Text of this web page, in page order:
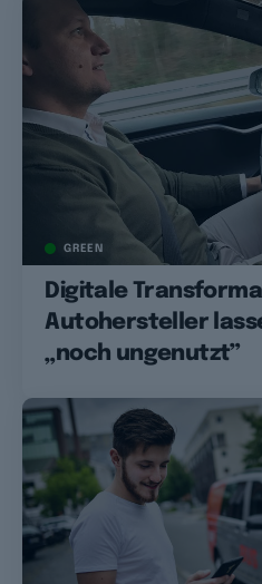
GREEN
Digitale
Autohersteller
„noch ungenutzt”